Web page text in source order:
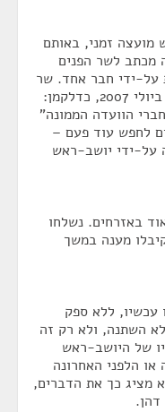
זמני, באותם
מכתב לשר הפנים
על-ידי חבר אחד. שר
הפנים מר מאיר שטרית ענה אז, ב-24 ביולי 2007, כדלקמן:
האחרונה פרשו 3 מבין חברי הוועדה הממונה"
לחפש עוד פעם –
על-ידי יושב-ראש
באזרחים. נשלחו
מענה במשך
עכשיו, ללא ספק
השתנה, ולא רק זה
של היושב-ראש
הלפני האחרונה
מציג כך את הדברים,